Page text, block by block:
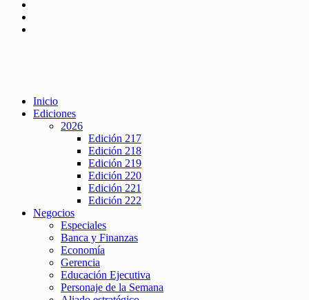
Inicio
Ediciones
2026
Edición 217
Edición 218
Edición 219
Edición 220
Edición 221
Edición 222
Negocios
Especiales
Banca y Finanzas
Economía
Gerencia
Educación Ejecutiva
Personaje de la Semana